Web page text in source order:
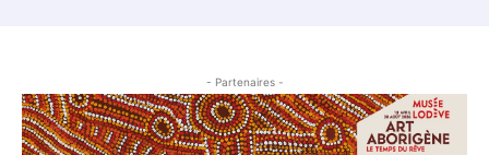
- Partenaires -